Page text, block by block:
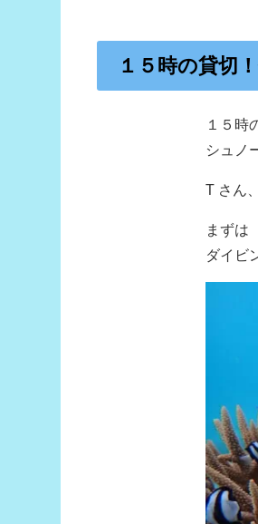
１５時の貸切
１５時
シュノ
T さん
まずは
ダイビ